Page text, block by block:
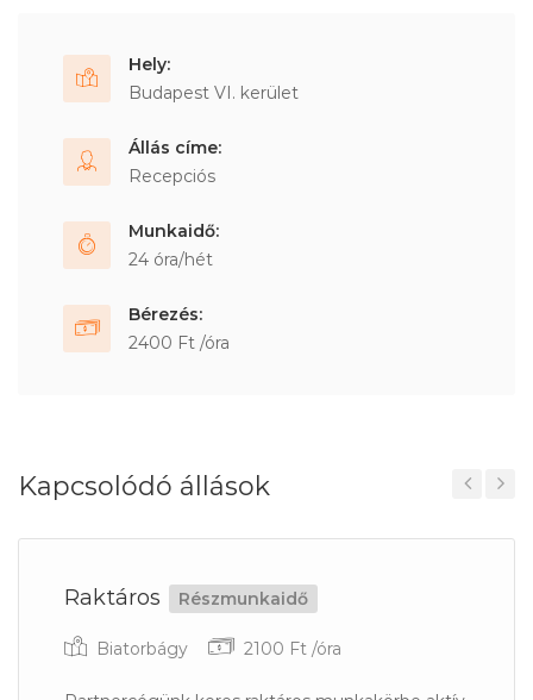
Hely:
Budapest VI. kerület
Állás címe:
Recepciós
Munkaidő:
24 óra/hét
Bérezés:
2400 Ft /óra
Kapcsolódó állások
Raktáros Részmunkaidő
Biatorbágy 2100 Ft /óra